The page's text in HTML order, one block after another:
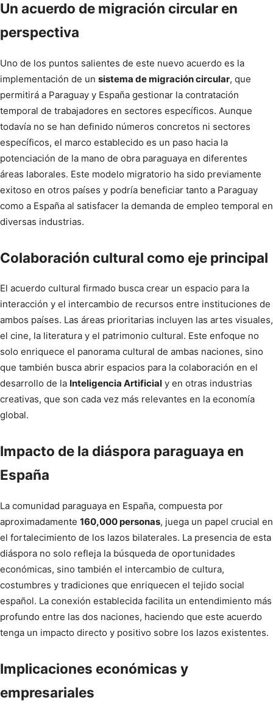
Un acuerdo de migración circular en
perspectiva
Uno de los puntos salientes de este nuevo acuerdo es la
implementación de un sistema de migración circular, que
permitirá a Paraguay y España gestionar la contratación
temporal de trabajadores en sectores específicos. Aunque
todavía no se han definido números concretos ni sectores
específicos, el marco establecido es un paso hacia la
potenciación de la mano de obra paraguaya en diferentes
áreas laborales. Este modelo migratorio ha sido previamente
exitoso en otros países y podría beneficiar tanto a Paraguay
como a España al satisfacer la demanda de empleo temporal en
diversas industrias.
Colaboración cultural como eje principal
El acuerdo cultural firmado busca crear un espacio para la
interacción y el intercambio de recursos entre instituciones de
ambos países. Las áreas prioritarias incluyen las artes visuales,
el cine, la literatura y el patrimonio cultural. Este enfoque no
solo enriquece el panorama cultural de ambas naciones, sino
que también busca abrir espacios para la colaboración en el
desarrollo de la Inteligencia Artificial y en otras industrias
creativas, que son cada vez más relevantes en la economía
global.
Impacto de la diáspora paraguaya en
España
La comunidad paraguaya en España, compuesta por
aproximadamente 160,000 personas, juega un papel crucial en
el fortalecimiento de los lazos bilaterales. La presencia de esta
diáspora no solo refleja la búsqueda de oportunidades
económicas, sino también el intercambio de cultura,
costumbres y tradiciones que enriquecen el tejido social
español. La conexión establecida facilita un entendimiento más
profundo entre las dos naciones, haciendo que este acuerdo
tenga un impacto directo y positivo sobre los lazos existentes.
Implicaciones económicas y
empresariales